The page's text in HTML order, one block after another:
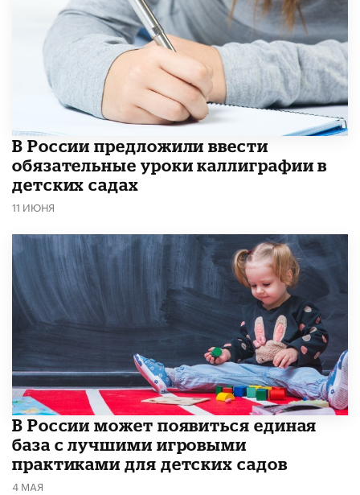
В России предложили ввести
обязательные уроки каллиграфии в
детских садах
11 ИЮНЯ
В России может появиться единая
база с лучшими игровыми
практиками для детских садов
4 МАЯ